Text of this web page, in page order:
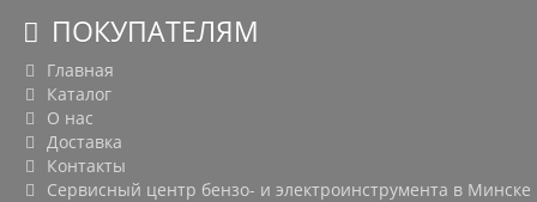
ПОКУПАТЕЛЯМ
Главная
Каталог
О нас
Доставка
Контакты
Сервисный центр бензо- и электроинструмента в Минске